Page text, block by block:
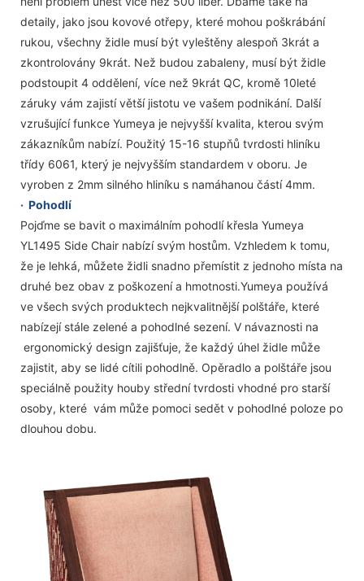
detaily, jako jsou kovové otřepy, které mohou poškrábání
rukou, všechny židle musí být vyleštěny alespoň 3krát a
zkontrolovány 9krát. Než budou zabaleny, musí být židle
podstoupit 4 oddělení, více než 9krát QC, kromě 10leté
záruky vám zajistí větší jistotu ve vašem podnikání. Další
vzrušující funkce Yumeya je nejvyšší kvalita, kterou svým
zákazníkům nabízí. Použitý 15-16 stupňů tvrdosti hliníku
třídy 6061, který je nejvyšším standardem v oboru. Je
vyroben z 2mm silného hliníku s namáhanou částí 4mm.
· Pohodlí
Pojďme se bavit o maximálním pohodlí křesla Yumeya
YL1495 Side Chair nabízí svým hostům. Vzhledem k tomu,
že je lehká, můžete židli snadno přemístit z jednoho místa na
druhé bez obav z poškození a hmotnosti.Yumeya používá
ve všech svých produktech nejkvalitnější polštáře, které
nabízejí stále zelené a pohodlné sezení. V návaznosti na
ergonomický design zajišťuje, že každý úhel židle může
zajistit, aby se lidé cítili pohodlně. Opěradlo a polštáře jsou
speciálně použity houby střední tvrdosti vhodné pro starší
osoby, které vám může pomoci sedět v pohodlné poloze po
dlouhou dobu.